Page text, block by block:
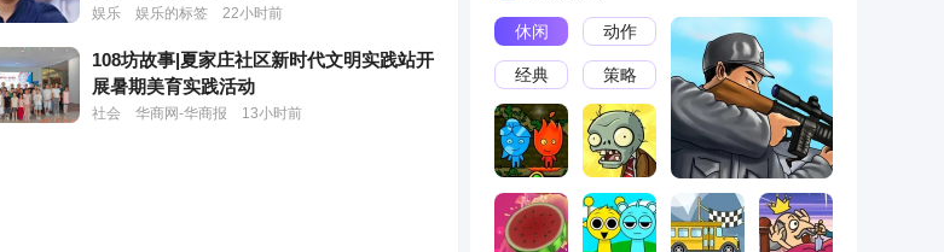
娱乐 娱乐的标签 22小时前
108坊故事|夏家庄社区新时代文明实践站开
展暑期美育实践活动
社会 华商网-华商报 13小时前
休闲 动作
经典 策略